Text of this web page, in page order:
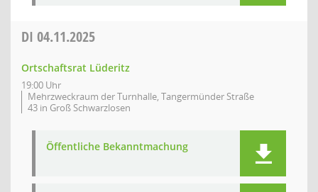
DI 04.11.2025
Ortschaftsrat Lüderitz
19:00 Uhr
Mehrzweckraum der Turnhalle, Tangermünder Straße
43 in Groß Schwarzlosen
Öffentliche Bekanntmachung